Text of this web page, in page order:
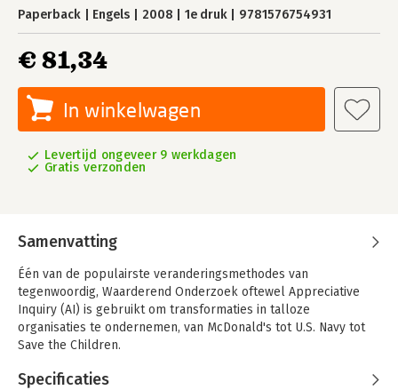
Paperback Engels 2008 1e druk 9781576754931
€ 81,34
In winkelwagen
Levertijd ongeveer 9 werkdagen
Gratis verzonden
Samenvatting
Één van de populairste veranderingsmethodes van
tegenwoordig, Waarderend Onderzoek oftewel Appreciative
Inquiry (AI) is gebruikt om transformaties in talloze
organisaties te ondernemen, van McDonald's tot U.S. Navy tot
Save the Children.
organisatie heeft zaken die succesvol zijn, essentieel en
Specificaties